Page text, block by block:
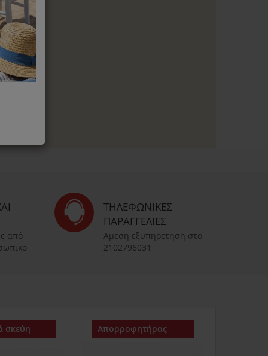
19
από
ΤΗΛΕΦΩΝΙΚΈΣ
ΠΑΡΑΓΓΕΛΊΕΣ
Αμεση εξυπηρετηση στο
2102796031
σκεύη Απορροφητήρας